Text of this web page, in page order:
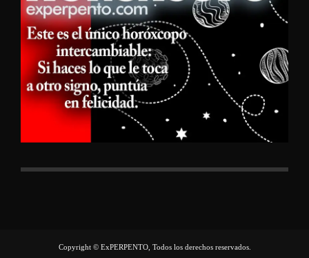
Copyright © ExPERPENTO, Todos los derechos reservados.